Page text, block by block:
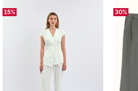
15% 30%